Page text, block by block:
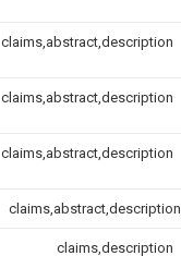
claims,abstract,description
claims,abstract,description
claims,abstract,description
claims,abstract,description
claims,description